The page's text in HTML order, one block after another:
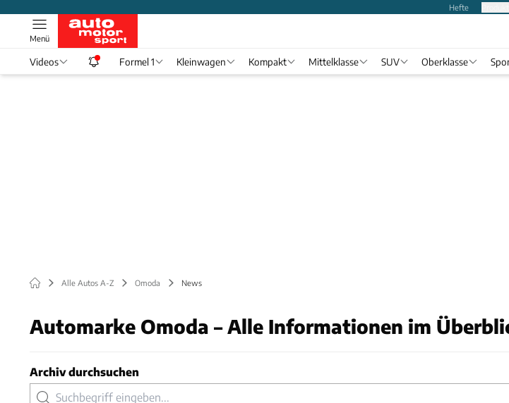
Hefte
Menü
Videos Formel 1 Kleinwagen Kompakt Mittelklasse SUV Oberklasse
Alle Autos A-Z Omoda News
Automarke Omoda – Alle Informationen im
Archiv durchsuchen